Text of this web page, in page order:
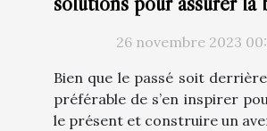
gestion des archives ?
26 novembre 2023
Bien que le passé soit
préférable de s’en inspirer
le présent et construire un